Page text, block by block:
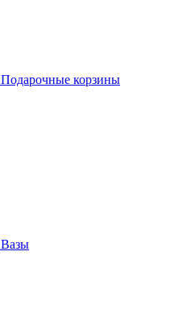
Подарочные корзины
Вазы